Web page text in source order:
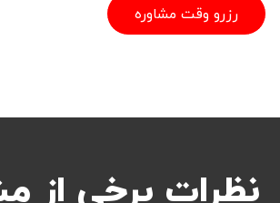
رزرو وقت مشاوره
نظرات برخی از